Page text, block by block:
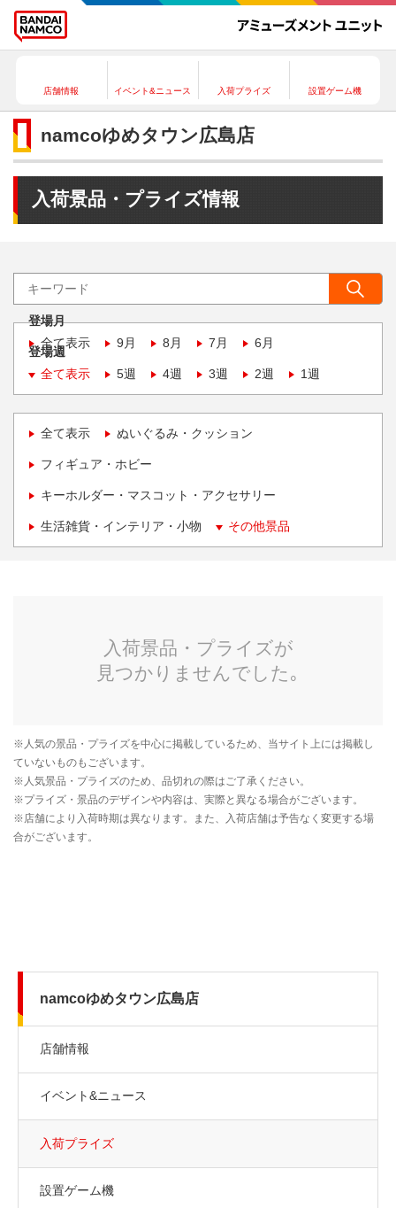
店舗情報 イベント&ニュース 入荷プライズ 設置ゲーム機
namcoゆめタウン広島店
入荷景品・プライズ情報
登場月
全て表示
9月 8月 7月 6月
登場週
全て表示
5週 4週 3週 2週 1週
全て表示 ぬいぐるみ・クッション
フィギュア・ホビー
キーホルダー・マスコット・アクセサリー
生活雑貨・インテリア・小物 その他景品
namcoゆめタウン広島店
店舗情報
イベント&ニュース
入荷プライズ
設置ゲーム機